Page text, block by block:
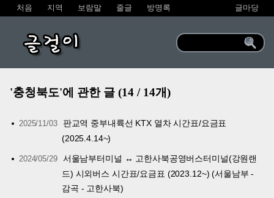
처음 지역 보람말 줄글 방명록 글마당
글걸이
'충청북도'에 관한 글 (14 / 14개)
2025/11/03
판교역 중부내륙선 KTX 열차 시간표/요금표
(2025.4.14~)
2024/05/29
서울남부터미널 ↔ 고한사북공영버스터미널(강원랜
드) 시외버스 시간표/요금표 (2023.12~) (서울남부 -
감곡 - 고한사북)